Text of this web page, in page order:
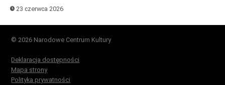
23 czerwca 2026
© 2026 Narodowe Centrum Kultury
Deklaracja dostępności
Mapa strony
Polityka prywatności